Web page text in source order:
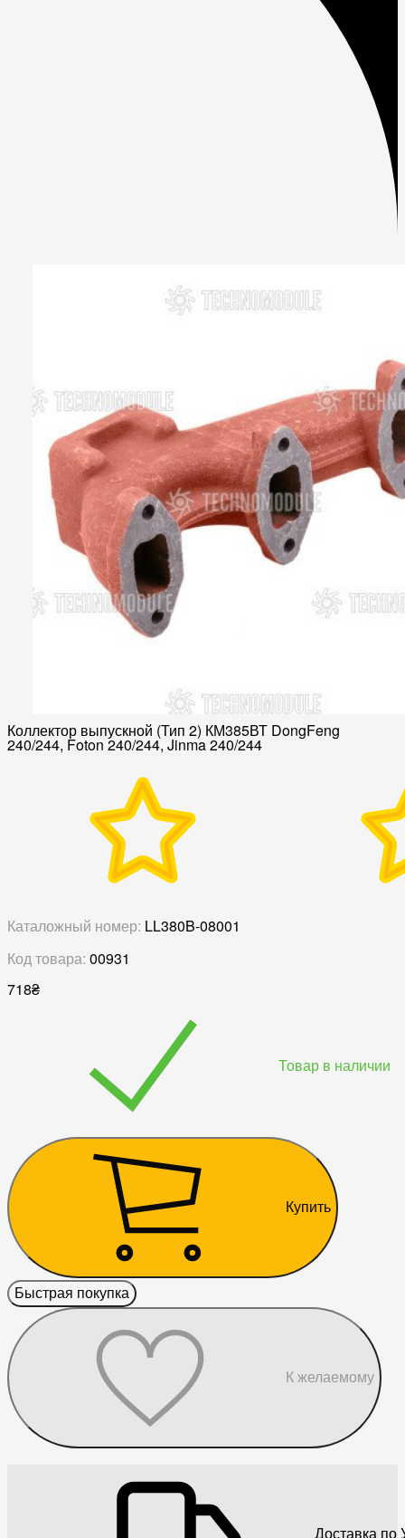
Коллектор выпускной (Тип 2) КМ385ВТ DongFeng
240/244, Foton 240/244, Jinma 240/244
Каталожный номер: LL380B-08001
Код товара: 00931
718₴
Товар в наличии
Купить
Быстрая покупка
К желаемому
Доставка по